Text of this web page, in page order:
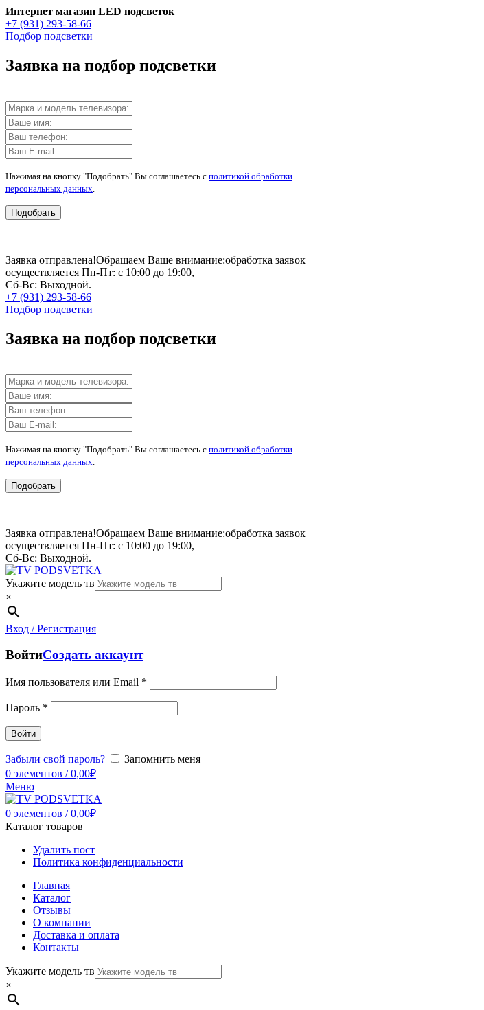
Интернет магазин LED подсветок
+7 (931) 293-58-66
Подбор подсветки
Заявка на подбор подсветки
Нажимая на кнопку "Подобрать" Вы соглашаетесь с политикой обработки
персональных данных
Подобрать
Заявка отправлена!Обращаем Ваше внимание:обработка заявок
осуществляется Пн-Пт: с 10:00 до 19:00,
Сб-Вс: Выходной.
+7 (931) 293-58-66
Подбор подсветки
Заявка на подбор подсветки
Нажимая на кнопку "Подобрать" Вы соглашаетесь с политикой обработки
персональных данных
Подобрать
Заявка отправлена!Обращаем Ваше внимание:обработка заявок
осуществляется Пн-Пт: с 10:00 до 19:00,
Сб-Вс: Выходной.
Укажите модель тв
×
Вход / Регистрация
ВойтиСоздать аккаунт
Имя пользователя или Email *
Пароль *
Войти
Забыли свой пароль?
Запомнить меня
0 элементов / 0,00₽
Меню
0 элементов / 0,00₽
Каталог товаров
Удалить пост
Политика конфиденциальности
Главная
Каталог
Отзывы
О компании
Доставка и оплата
Контакты
Укажите модель тв
×